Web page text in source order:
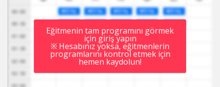
Eğitmenin tam programını görmek
için giriş yapın
※ Hesabınız yoksa, eğitmenlerin
programlarını kontrol etmek için
hemen kaydolun!